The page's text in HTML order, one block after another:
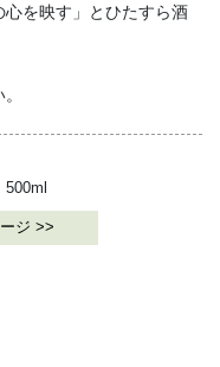
を映す」とひたすら酒
ジ >>